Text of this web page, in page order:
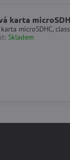
karta
microSDHC,
Skladem